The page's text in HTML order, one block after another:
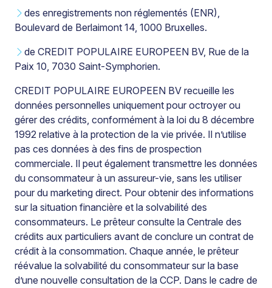
des enregistrements non réglementés (ENR),
Boulevard de Berlaimont 14, 1000 Bruxelles.
de CREDIT POPULAIRE EUROPEEN BV, Rue de la
Paix 10, 7030 Saint-Symphorien.
CREDIT POPULAIRE EUROPEEN BV recueille les
données personnelles uniquement pour octroyer ou
gérer des crédits, conformément à la loi du 8 décembre
1992 relative à la protection de la vie privée. Il n’utilise
pas ces données à des fins de prospection
commerciale. Il peut également transmettre les données
du consommateur à un assureur-vie, sans les utiliser
pour du marketing direct. Pour obtenir des informations
sur la situation financière et la solvabilité des
consommateurs. Le prêteur consulte la Centrale des
crédits aux particuliers avant de conclure un contrat de
crédit à la consommation. Chaque année, le prêteur
réévalue la solvabilité du consommateur sur la base
d’une nouvelle consultation de la CCP. Dans le cadre de